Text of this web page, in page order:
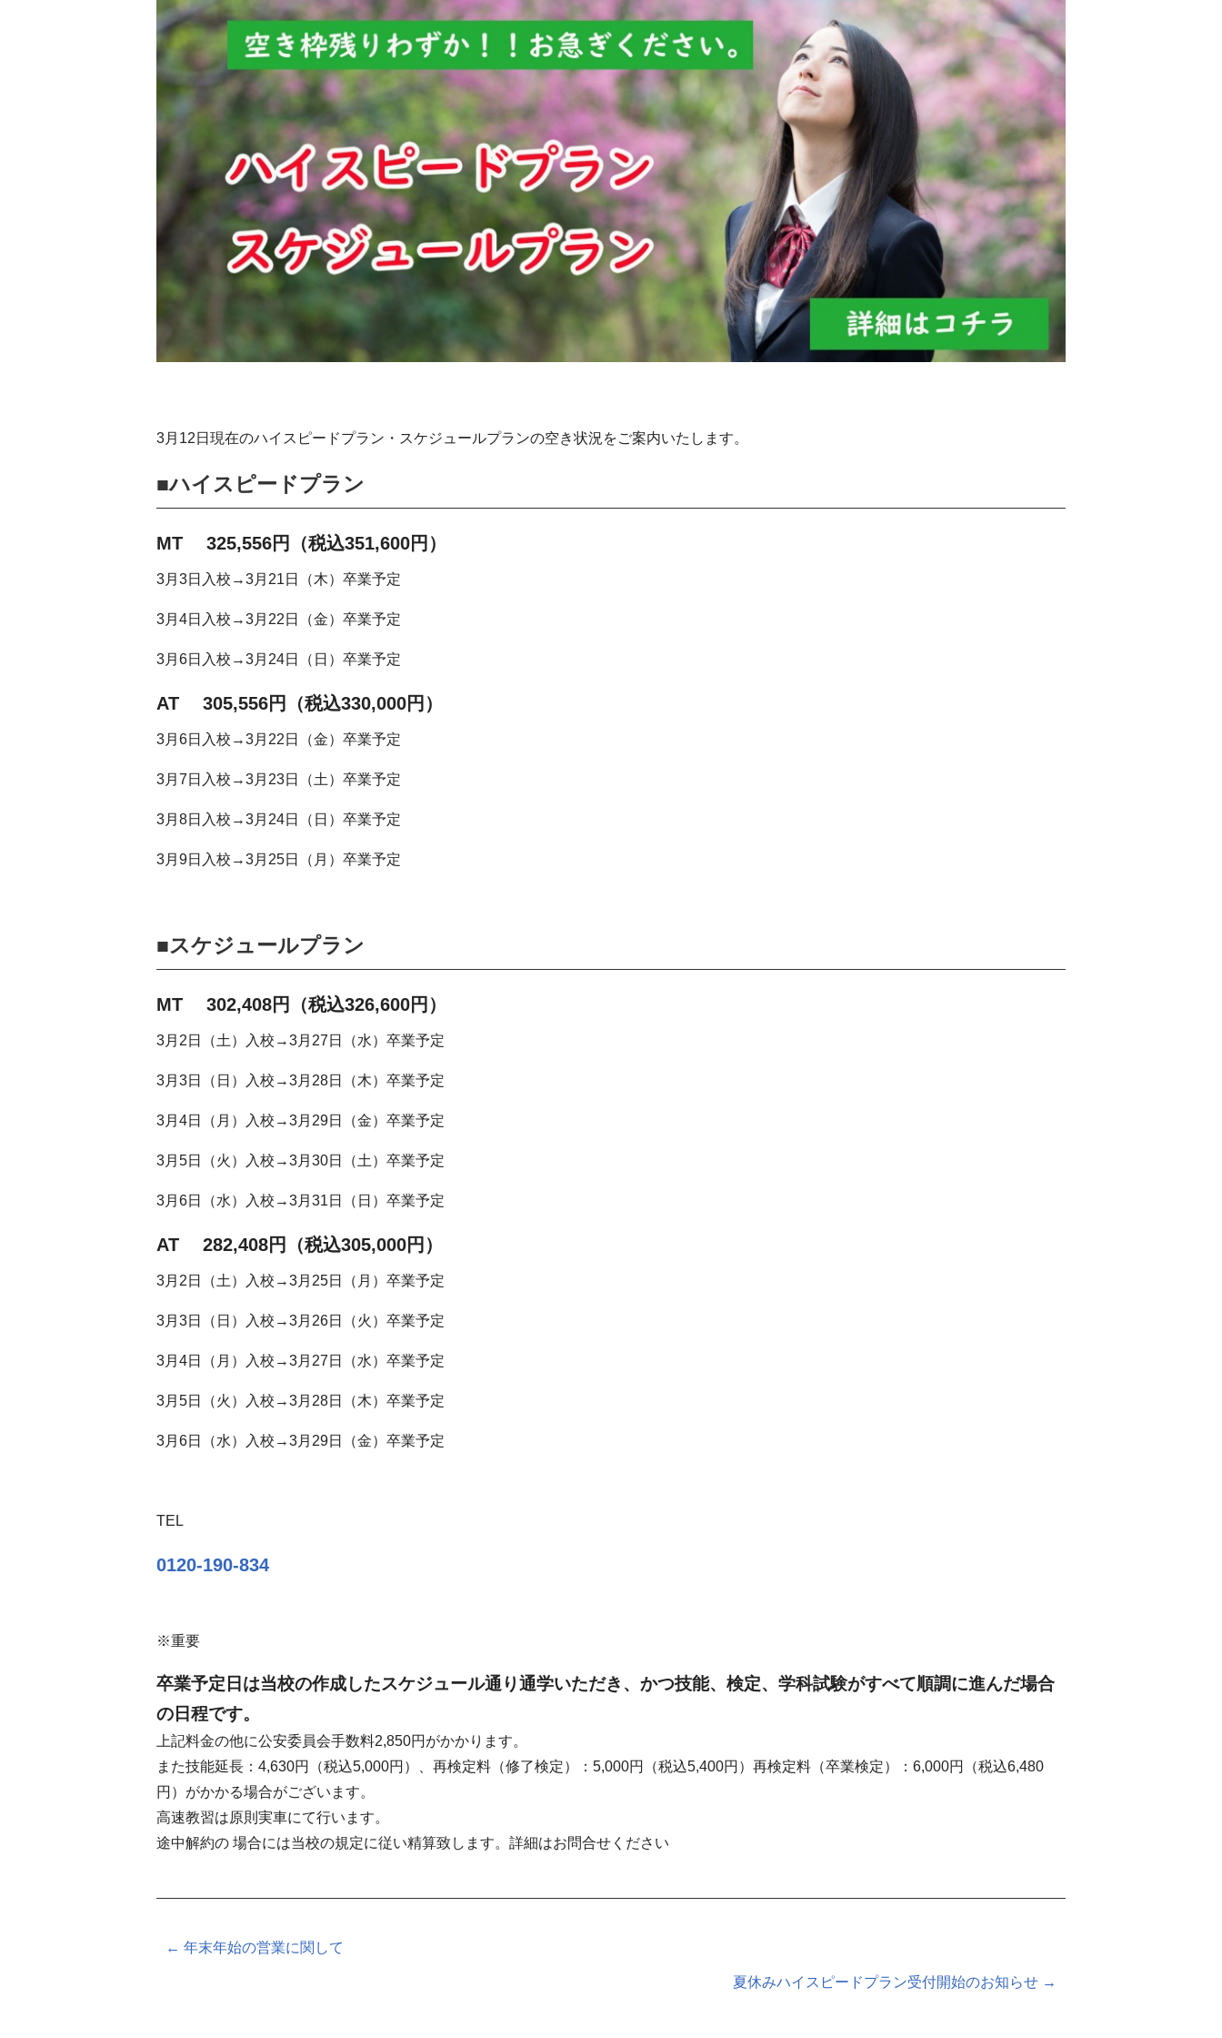
3月12日現在のハイスピードプラン・スケジュールプランの空き状況をご案内いたします。
■ハイスピードプラン
MT 325,556円（税込351,600円）
3月3日入校→3月21日（木）卒業予定
3月4日入校→3月22日（金）卒業予定
3月6日入校→3月24日（日）卒業予定
AT 305,556円（税込330,000円）
3月6日入校→3月22日（金）卒業予定
3月7日入校→3月23日（土）卒業予定
3月8日入校→3月24日（日）卒業予定
3月9日入校→3月25日（月）卒業予定
■スケジュールプラン
MT 302,408円（税込326,600円）
3月2日（土）入校→3月27日（水）卒業予定
3月3日（日）入校→3月28日（木）卒業予定
3月4日（月）入校→3月29日（金）卒業予定
3月5日（火）入校→3月30日（土）卒業予定
3月6日（水）入校→3月31日（日）卒業予定
AT 282,408円（税込305,000円）
3月2日（土）入校→3月25日（月）卒業予定
3月3日（日）入校→3月26日（火）卒業予定
3月4日（月）入校→3月27日（水）卒業予定
3月5日（火）入校→3月28日（木）卒業予定
3月6日（水）入校→3月29日（金）卒業予定
TEL
0120-190-834
※重要
卒業予定日は当校の作成したスケジュール通り通学いただき、かつ技能、検定、学科試験がすべて順調に進んだ場合
の日程です。
上記料金の他に公安委員会手数料2,850円がかかります。
また技能延長：4,630円（税込5,000円）、再検定料（修了検定）：5,000円（税込5,400円）再検定料（卒業検定）：6,000円（税込6,480
円）がかかる場合がございます。
高速教習は原則実車にて行います。
途中解約の 場合には当校の規定に従い精算致します。詳細はお問合せください
← 年末年始の営業に関して
夏休みハイスピードプラン受付開始のお知らせ →